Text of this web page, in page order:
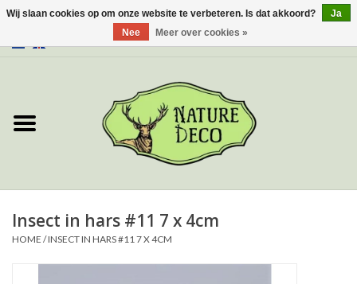
Over ons
Nieuw
Insect in hars #11 7 x 4cm
HOME /INSECT IN HARS #11 7 X 4CM
Wij slaan cookies op om onze website te verbeteren. Is dat akkoord?
Ja
Nee
Meer over cookies »